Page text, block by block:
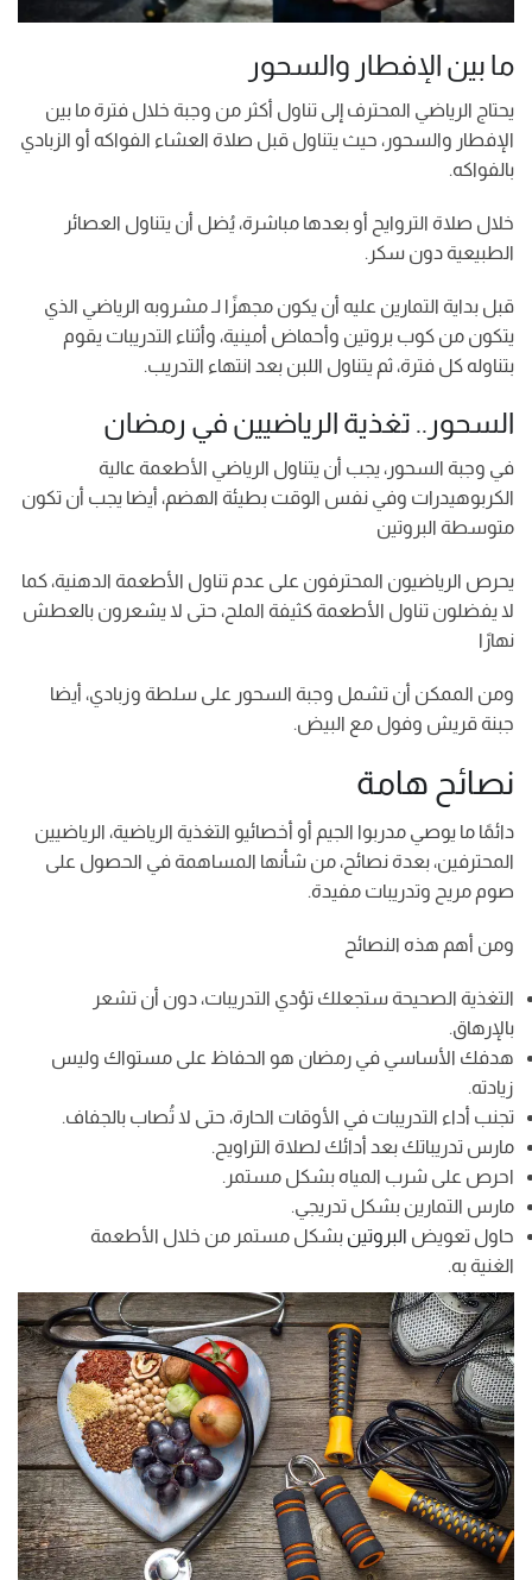
ما بين الإفطار والسحور
يحتاج الرياضي المحترف إلى تناول أكثر من وجبة خلال فترة ما بين
الإفطار والسحور، حيث يتناول قبل صلاة العشاء الفواكه أو الزبادي
بالفواكه.
خلال صلاة التروايح أو بعدها مباشرة، يُضل أن يتناول العصائر
الطبيعية دون سكر.
قبل بداية التمارين عليه أن يكون مجهزًا لـ مشروبه الرياضي الذي
يتكون من كوب بروتين وأحماض أمينية، وأثناء التدريبات يقوم
بتناوله كل فترة، ثم يتناول اللبن بعد انتهاء التدريب.
السحور.. تغذية الرياضيين في رمضان
في وجبة السحور، يجب أن يتناول الرياضي الأطعمة عالية
الكربوهيدرات وفي نفس الوقت بطيئة الهضم، أيضا يجب أن تكون
متوسطة البروتين
يحرص الرياضيون المحترفون على عدم تناول الأطعمة الدهنية، كما
لا يفضلون تناول الأطعمة كثيفة الملح، حتى لا يشعرون بالعطش
نهارًا
ومن الممكن أن تشمل وجبة السحور على سلطة وزبادي، أيضا
جبنة قريش وفول مع البيض.
نصائح هامة
دائمًا ما يوصي مدربوا الجيم أو أخصائيو التغذية الرياضية، الرياضيين
المحترفين، بعدة نصائح، من شأنها المساهمة في الحصول على
صوم مريح وتدريبات مفيدة.
ومن أهم هذه النصائح
التغذية الصحيحة ستجعلك تؤدي التدريبات، دون أن تشعر
بالإرهاق.
هدفك الأساسي في رمضان هو الحفاظ على مستواك وليس
زيادته.
تجنب أداء التدريبات في الأوقات الحارة، حتى لا تُصاب بالجفاف.
مارس تدريباتك بعد أدائك لصلاة التراويح.
احرص على شرب المياه بشكل مستمر.
مارس التمارين بشكل تدريجي.
حاول تعويض البروتين بشكل مستمر من خلال الأطعمة
الغنية به.